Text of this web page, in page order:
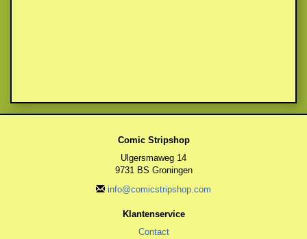
Comic Stripshop
Ulgersmaweg 14
9731 BS Groningen
info@comicstripshop.com
Klantenservice
Contact